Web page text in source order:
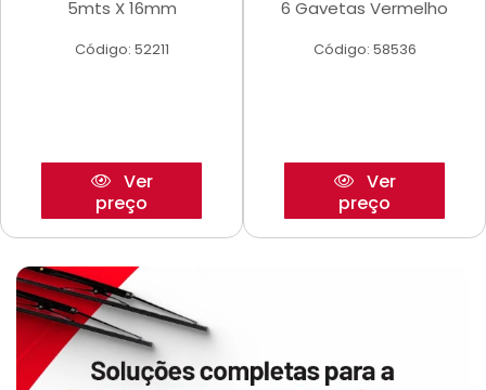
5mts X 16mm
Código: 52211
Ver
preço
6 Gavetas Vermelho
Código: 58536
Ver
preço